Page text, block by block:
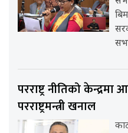
परराष्ट्र नीतिको
परराष्ट्रमन्त्री खनाल